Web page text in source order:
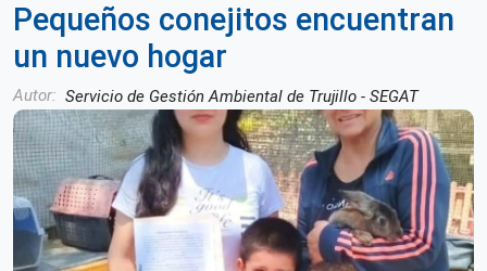
Pequeños conejitos encuentran
un nuevo hogar
Autor Servicio de Gestión Ambiental de Trujillo - SEGAT